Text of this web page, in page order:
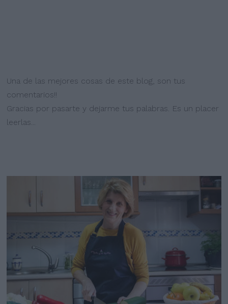
Una de las mejores cosas de este blog, son tus
comentarios!!
Gracias por pasarte y dejarme tus palabras. Es un placer
leerlas...